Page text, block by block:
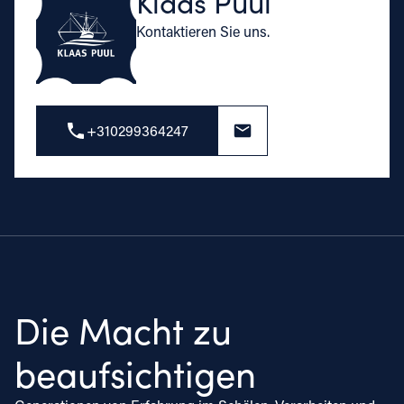
Kontaktieren Sie uns.
+310299364247
Die Macht zu
beaufsichtigen